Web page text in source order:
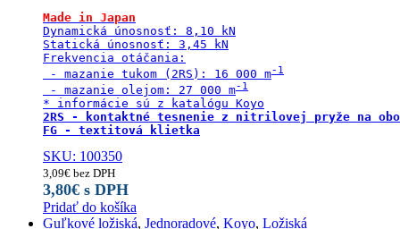
Made in Japan
Dynamická únosnosť: 8,10 kN
Statická únosnosť: 3,45 kN
Frekvencia otáčania:
- mazanie tukom (2RS): 16 000 m
- mazanie olejom: 27 000 m
2RS - kontaktné tesnenie z nitrilovej pryže na
FG - textitová klietka
SKU: 100350
3,09€ bez DPH
3,80€ s DPH
Pridať do košíka
Guľkové ložiská, Jednoradové, Koyo, Ložiská